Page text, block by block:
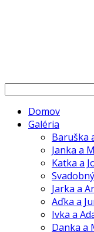
Domov
Galéria
Baruška
Janka a
Katka a
Jarka a
Aďka a
Ivka a
Danka a